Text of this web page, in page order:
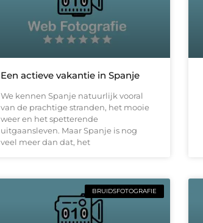
Een actieve vakantie in Spanje
We kennen Spanje natuurlijk vooral
van de prachtige stranden, het mooie
weer en het spetterende
uitgaansleven. Maar Spanje is nog
veel meer dan dat, het
BRUIDSFOTOGRAFIE